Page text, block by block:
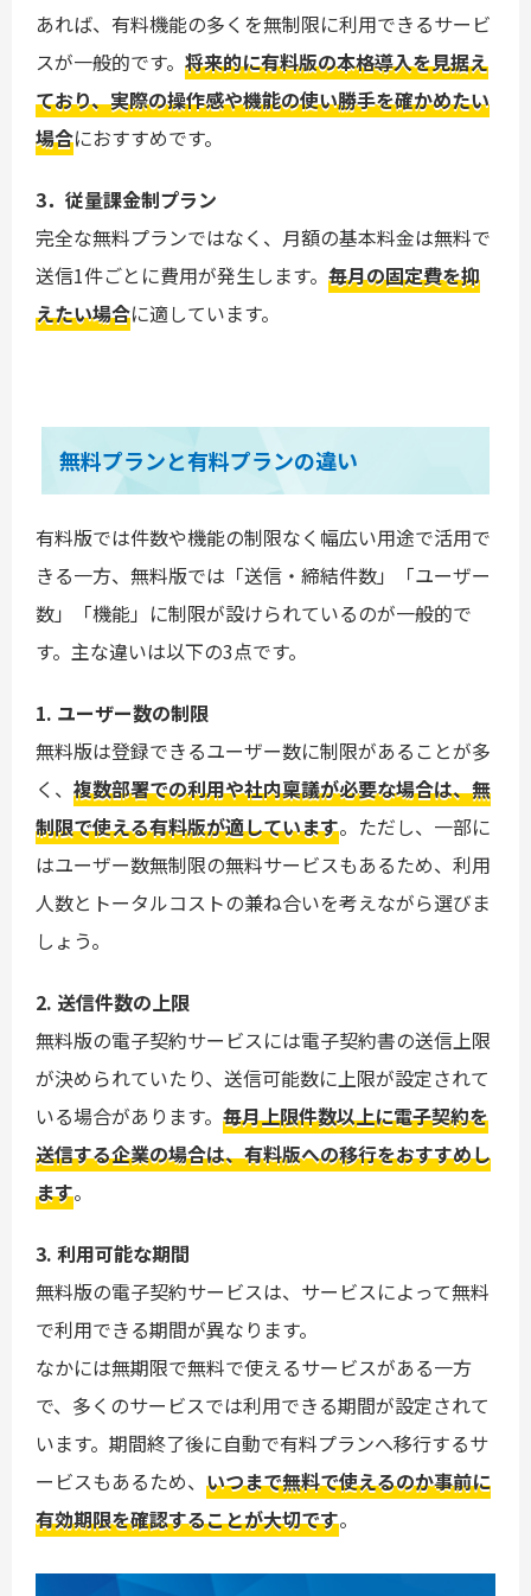
あれば、有料機能の多くを無制限に利用できるサービ
スが一般的です。 将来的に有料版の本格導入を見据え
ており、実際の操作感や機能の使い勝手を確かめたい
場合におすすめです。
3．従量課金制プラン
完全な無料プランではなく、月額の基本料金は無料で
送信1件ごとに費用が発生します。 毎月の固定費を抑
えたい場合に適しています。
無料プランと有料プランの違い
有料版では件数や機能の制限なく幅広い用途で活用で
きる一方、無料版では「送信・締結件数」「ユーザー
数」「機能」に制限が設けられているのが一般的で
す。主な違いは以下の3点です。
1. ユーザー数の制限
無料版は登録できるユーザー数に制限があることが多
く、 複数部署での利用や社内稟議が必要な場合は、無
制限で使える有料版が適しています。ただし、一部に
はユーザー数無制限の無料サービスもあるため、利用
人数とトータルコストの兼ね合いを考えながら選びま
しょう。
2. 送信件数の上限
無料版の電子契約サービスには電子契約書の送信上限
が決められていたり、送信可能数に上限が設定されて
いる場合があります。 毎月上限件数以上に電子契約を
送信する企業の場合は、有料版への移行をおすすめし
ます。
3. 利用可能な期間
無料版の電子契約サービスは、サービスによって無料
で利用できる期間が異なります。
なかには無期限で無料で使えるサービスがある一方
で、多くのサービスでは利用できる期間が設定されて
います。期間終了後に自動で有料プランへ移行するサ
ービスもあるため、 いつまで無料で使えるのか事前に
有効期限を確認することが大切です。